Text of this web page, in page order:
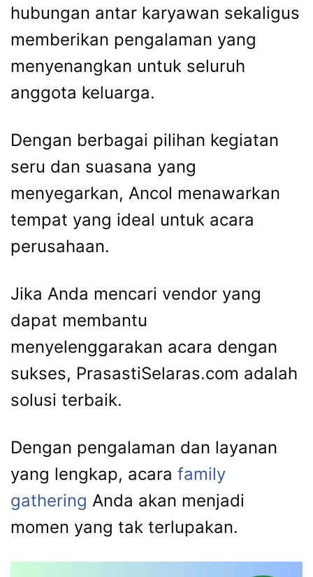
hubungan antar karyawan sekaligus
memberikan pengalaman yang
menyenangkan untuk seluruh
anggota keluarga.
Dengan berbagai pilihan kegiatan
seru dan suasana yang
menyegarkan, Ancol menawarkan
tempat yang ideal untuk acara
perusahaan.
Jika Anda mencari vendor yang
dapat membantu
menyelenggarakan acara dengan
sukses, PrasastiSelaras.com adalah
solusi terbaik.
Dengan pengalaman dan layanan
yang lengkap, acara family
gathering Anda akan menjadi
momen yang tak terlupakan.